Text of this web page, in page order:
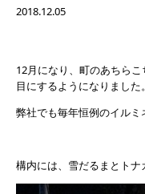
2018.12.05
12月になり、町のあちら
目にするようになりました。
弊社でも毎年恒例のイルミ
構内には、雪だるまとトナ